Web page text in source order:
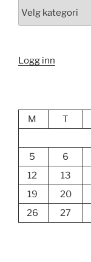
Logg inn
M
T
5
6
12
13
19
20
26
27